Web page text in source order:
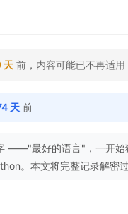
天 前，内容可能已不再适用
天 前
——"最好的语言"，一开始
。本文将完整记录解密过